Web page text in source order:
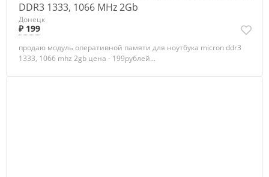
DDR3 1333, 1066 MHz 2Gb
Донецк
₽ 199
продаю модуль оперативной памяти для ноутбука micron ddr3
1333, 1066 mhz 2gb цена - 199рублей...